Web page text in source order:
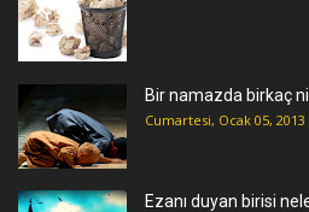
Bir namazda birkaç
Cumartesi, Ocak 05, 2013
Ezanı duyan birisi